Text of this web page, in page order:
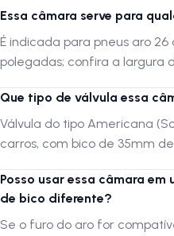
limpos e compatíveis com o
ferramentas pontiagudas e
que a câmara esteja bem
instalações, subir escadas ou
produto antes da compra.
Siga-nos no Instagram:
Assista no YouTube:
Essa câmara serve para
É indicada para pneus aro 26
polegadas; confira a largura
Que tipo de válvula essa
Válvula do tipo Americana
carros, com bico de 35mm
Posso usar essa câmara
de bico diferente?
Se o furo do aro for